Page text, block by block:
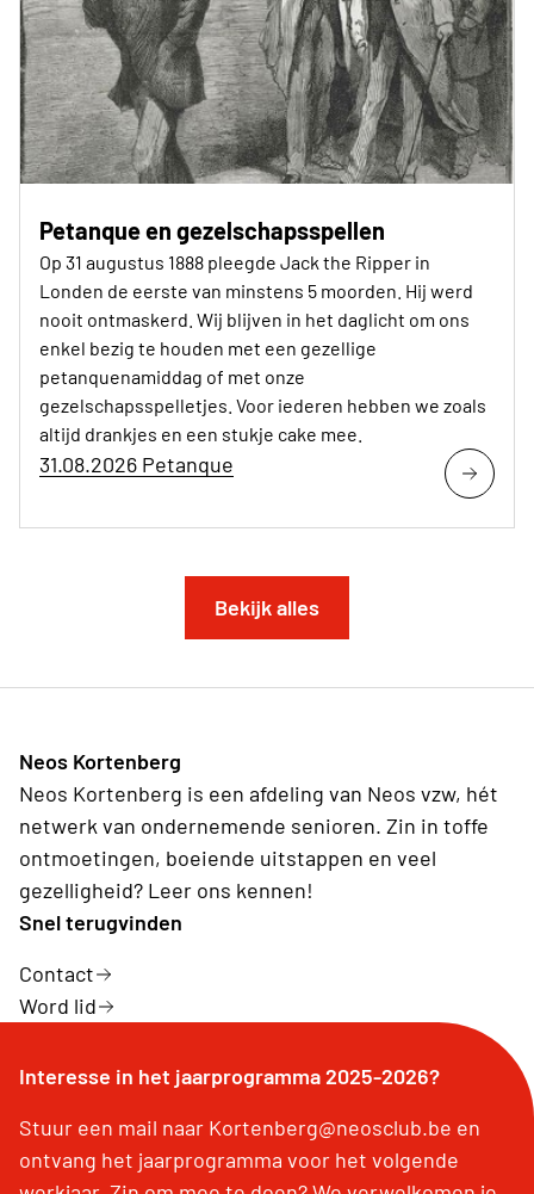
Petanque en gezelschapsspellen
Op 31 augustus 1888 pleegde Jack the Ripper in
Londen de eerste van minstens 5 moorden. Hij werd
nooit ontmaskerd. Wij blijven in het daglicht om ons
enkel bezig te houden met een gezellige
petanquenamiddag of met onze
gezelschapsspelletjes. Voor iederen hebben we zoals
altijd drankjes en een stukje cake mee.
31.08.2026 Petanque
Bekijk alles
Neos Kortenberg
Neos Kortenberg is een afdeling van Neos vzw, hét
netwerk van ondernemende senioren. Zin in toffe
ontmoetingen, boeiende uitstappen en veel
gezelligheid? Leer ons kennen!
Snel terugvinden
Contact
Word lid
Interesse in het jaarprogramma 2025-2026?
Stuur een mail naar Kortenberg@neosclub.be en
ontvang het jaarprogramma voor het volgende